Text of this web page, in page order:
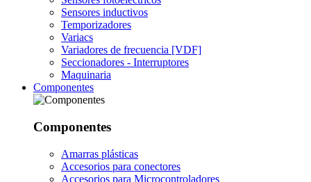
Sensores inductivos
Temporizadores
Variacs
Variadores de frecuencia [VDF]
Seccionadores - Interruptores
Maquinaria
Componentes
Componentes
Amarras plásticas
Accesorios para conectores
Accesorios para Microcontroladores